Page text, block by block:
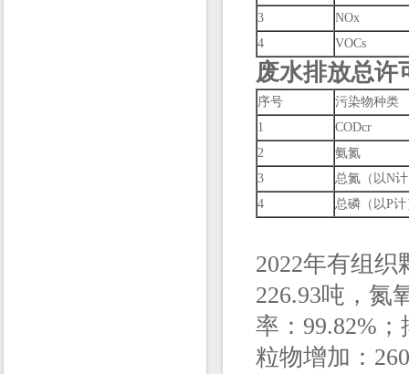
3
NOx
4
VOCs
废水排放总许
序号
污染物种类
1
CODcr
2
氨氮
3
总氮（以N
4
总磷（以P计
2022年有组
226.93吨，氮
率：99.82%
粒物增加：